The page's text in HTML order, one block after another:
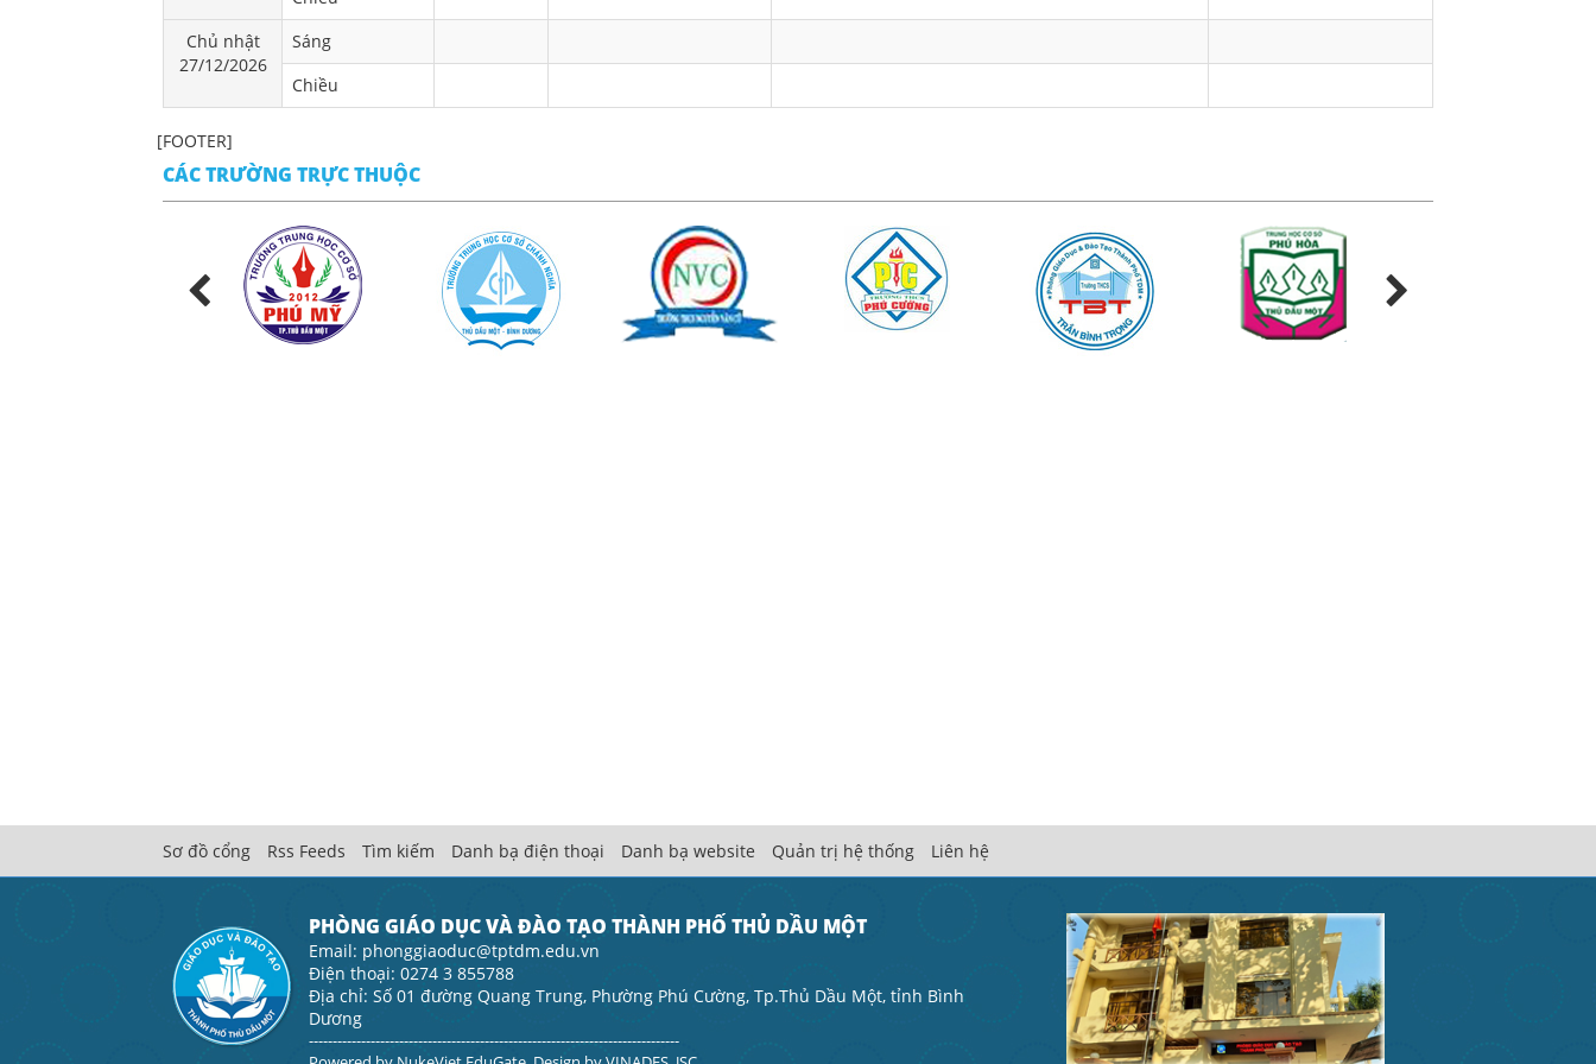
Chủ nhật
27/12/2026
Sáng
Chiều
[FOOTER]
CÁC TRƯỜNG TRỰC THUỘC
Sơ đồ cổng Rss Feeds Tìm kiếm Danh bạ điện thoại Danh bạ website Quản trị hệ thống Liên hệ
PHÒNG GIÁO DỤC VÀ ĐÀO TẠO THÀNH PHỐ THỦ DẦU MỘT
Email: phonggiaoduc@tptdm.edu.vn
Điện thoại: 0274 3 855788
Địa chỉ: Số 01 đường Quang Trung, Phường Phú Cường, Tp.Thủ Dầu Một, tỉnh Bình
Dương
------------------------------------------------------------------------------